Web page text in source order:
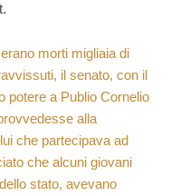
morti migliaia di
il senato, con il
potere a Publio Cornelio
alla
che partecipava ad
che alcuni giovani
stato, avevano